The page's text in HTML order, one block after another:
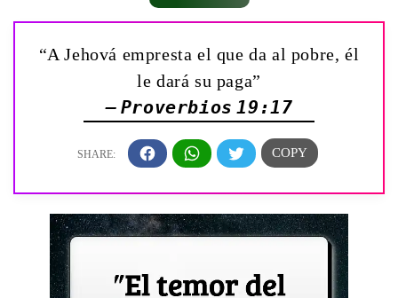
“A Jehová empresta el que da al pobre, él
le dará su paga”
— Proverbios 19:17